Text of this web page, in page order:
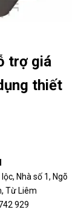
trợ giá
thiết
Nhà số 1, Ngõ
Từ Liêm
929